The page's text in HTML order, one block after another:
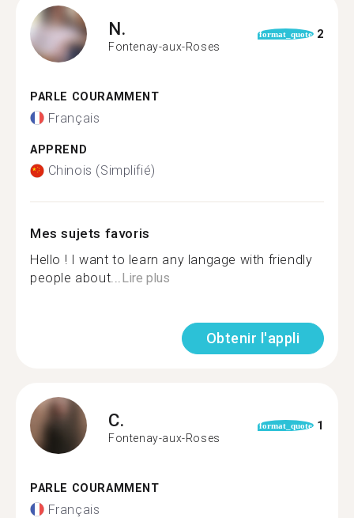
N.
Fontenay-aux-Roses
format_quote 2
PARLE COURAMMENT
Français
APPREND
Chinois (Simplifié)
Mes sujets favoris
Hello ! I want to learn any langage with friendly
people about...Lire plus
Obtenir l'appli
C.
Fontenay-aux-Roses
format_quote 1
PARLE COURAMMENT
Français